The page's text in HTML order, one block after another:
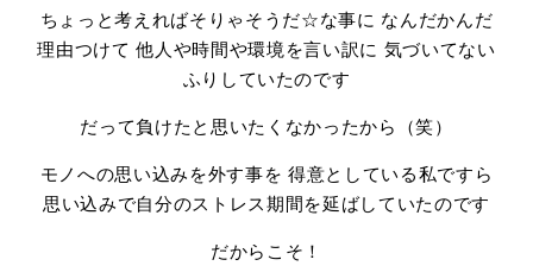
ちょっと考えればそりゃそうだ☆な事に なんだかんだ
理由つけて 他人や時間や環境を言い訳に 気づいてない
ふりしていたのです
だって負けたと思いたくなかったから（笑）
モノへの思い込みを外す事を 得意としている私ですら
思い込みで自分のストレス期間を延ばしていたのです
だからこそ！